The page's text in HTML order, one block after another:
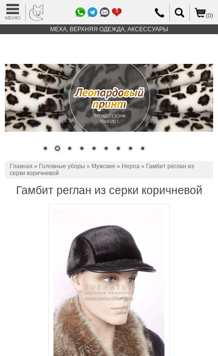
МЕНЮ
0
(0)
МЕХА, ВЕРХНЯЯ ОДЕЖДА, АКСЕССУАРЫ
Главная » Головные уборы » Мужские » Нерпа » Гамбит реглан из
серки коричневой
Гамбит реглан из серки коричневой